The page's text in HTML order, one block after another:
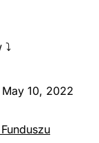
⤵
May 10, 2022